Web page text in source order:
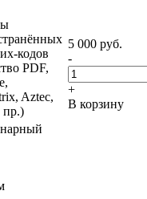
кодов
PDF,
Aztec,
пр.)
5 000 руб.
-
+
В корзину